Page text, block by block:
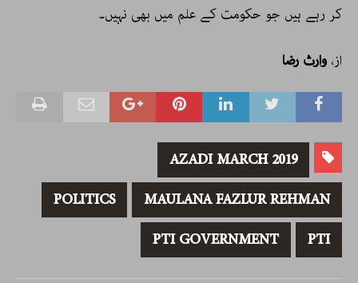
کر رہے ہیں جو حکومت کے علم میں بھی نہیں۔
از، وارث رضا
AZADI MARCH 2019
MAULANA FAZLUR REHMAN
POLITICS
PTI
PTI GOVERNMENT